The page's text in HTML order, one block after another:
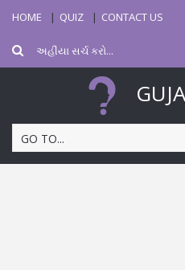
HOME QUIZ CONTACT US
GO TO...